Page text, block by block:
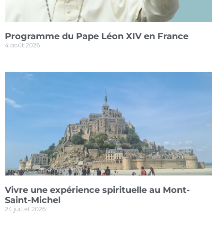
Programme du Pape Léon XIV en France
4 août 2026
Vivre une expérience spirituelle au Mont-
Saint-Michel
24 juillet 2026